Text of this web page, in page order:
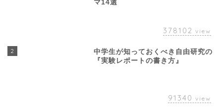
マ14選
378102 view
2
中学生が知っておくべき自由研究の
『実験レポートの書き方』
91340 view